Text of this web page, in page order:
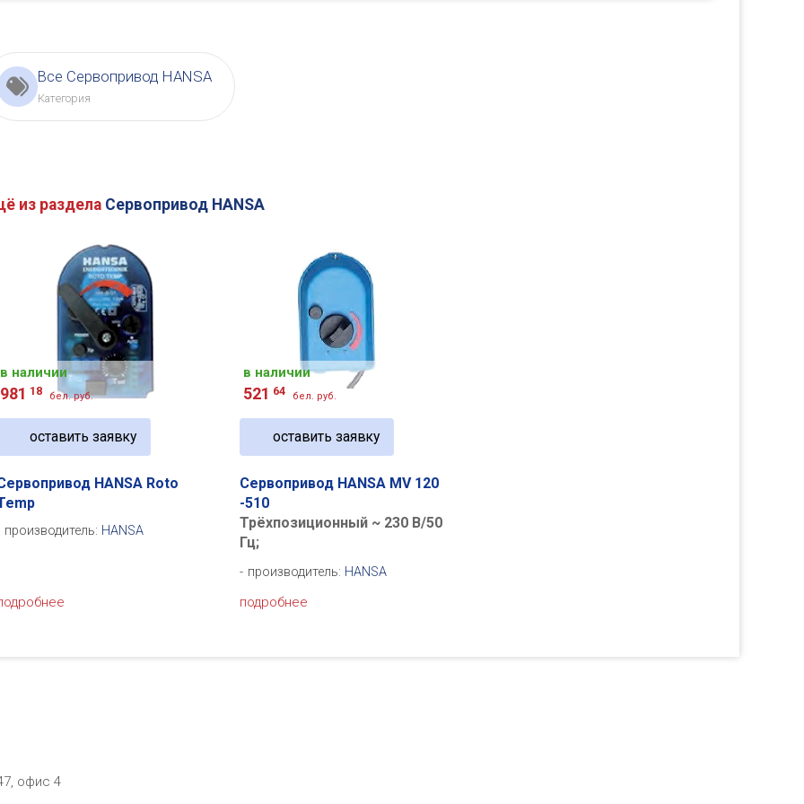
Все Сервопривод HANSA
Категория
из раздела Сервопривод HANSA
HANSA Roto
производитель: HANSA
в наличии
981 18 бел. руб.
оставить заявку
Сервопривод HANSA MV 120
-510
Трёхпозиционный ~ 230 В/50
Гц;
производитель: HANSA
подробнее
в наличии
521 64 бел. руб.
оставить заявку
офис 4